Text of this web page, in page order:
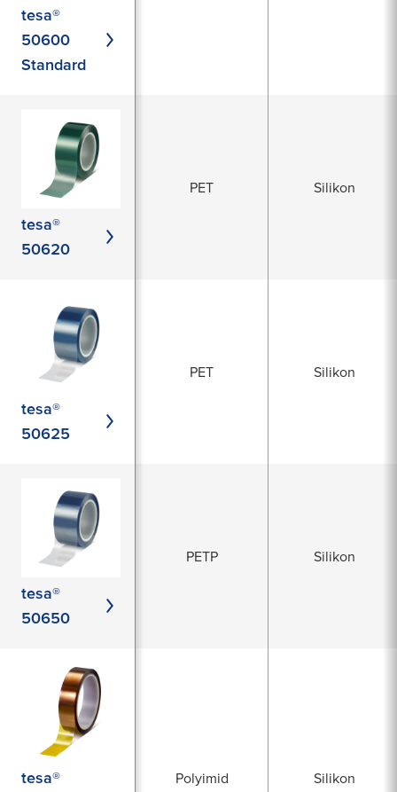
tesa®
50600
Standard
tesa®
50620
PET Silikon
tesa®
50625
PET Silikon
tesa®
50650
PETP Silikon
tesa®
Polyimid Silikon